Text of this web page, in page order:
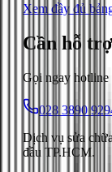
Xem đầy đủ
Cần hỗ trợ
Gọi ngay
028 3890
Dịch vụ sửa
đầu TP.HCM.